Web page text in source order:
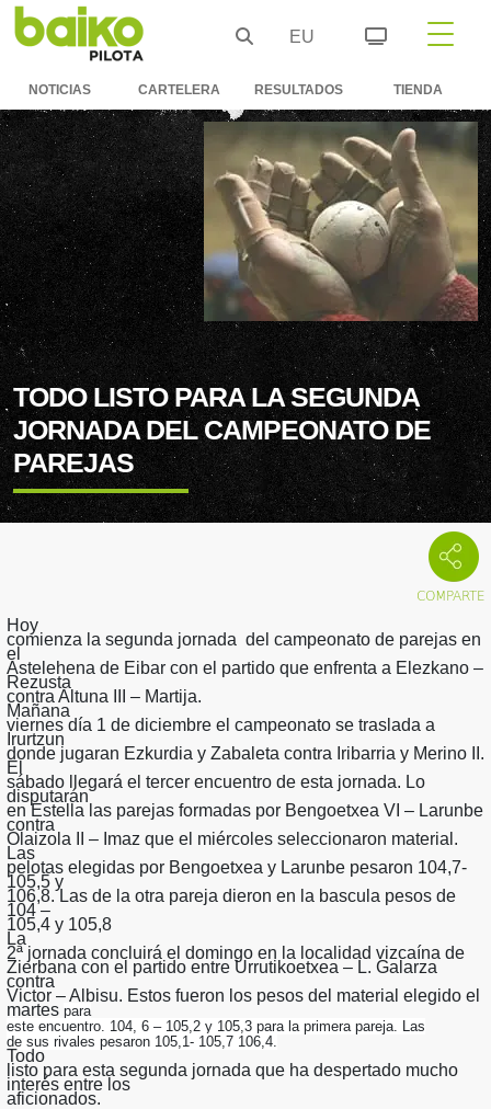
EU
NOTICIAS CARTELERA RESULTADOS TIENDA
TODO LISTO PARA LA SEGUNDA
JORNADA DEL CAMPEONATO DE
PAREJAS
Hoy
comienza la segunda jornada del campeonato de parejas en
el
Astelehena de Eibar con el partido que enfrenta a Elezkano –
Rezusta
contra Altuna III – Martija.
Mañana
viernes día 1 de diciembre el campeonato se traslada a
Irurtzun
donde jugaran Ezkurdia y Zabaleta contra Iribarria y Merino II.
El
sábado llegará el tercer encuentro de esta jornada. Lo
disputarán
en Estella las parejas formadas por Bengoetxea VI – Larunbe
contra
Olaizola II – Imaz que el miércoles seleccionaron material.
Las
pelotas elegidas por Bengoetxea y Larunbe pesaron 104,7-
105,5 y
106,8. Las de la otra pareja dieron en la bascula pesos de
104 –
105,4 y 105,8
La
2ª jornada concluirá el domingo en la localidad vizcaína de
Zierbana con el partido entre Urrutikoetxea – L. Galarza
contra
Victor – Albisu. Estos fueron los pesos del material elegido el
martes para
este encuentro. 104, 6 – 105,2 y 105,3 para la primera pareja. Las
de sus rivales pesaron 105,1- 105,7 106,4.
Todo
listo para esta segunda jornada que ha despertado mucho
interés entre los
aficionados.